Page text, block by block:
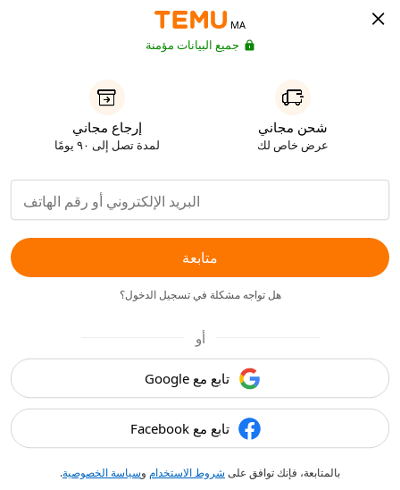
MA
جميع البيانات مؤمنة
شحن مجاني
عرض خاص لك
إرجاع مجاني
لمدة تصل إلى ٩٠ يومًا
متابعة
هل تواجه مشكلة في تسجيل الدخول؟
أو
تابع مع Google
تابع مع Facebook
بالمتابعة، فإنك توافق على شروط الاستخدام وسياسة الخصوصية.